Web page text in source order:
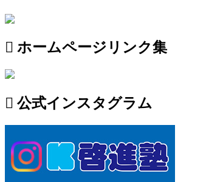
ホームページリンク集
公式インスタグラム